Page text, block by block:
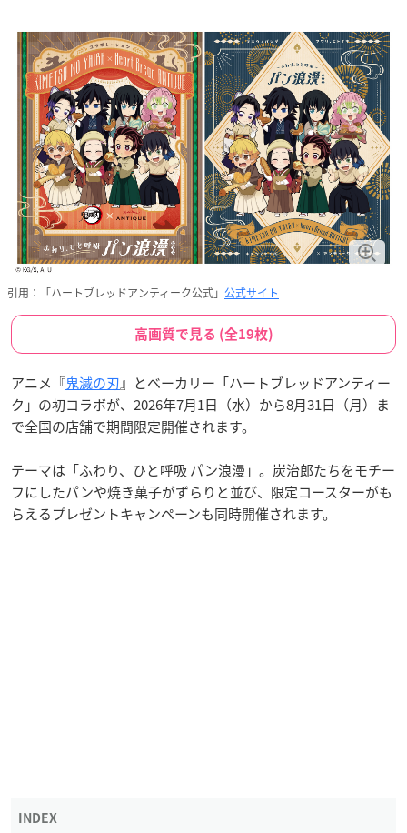
引用：「ハートブレッドアンティーク公式」 公式サイト
高画質で見る (全19枚)
アニメ『鬼滅の刃』とベーカリー「ハートブレッドアンティー
ク」の初コラボが、2026年7月1日（水）から8月31日（月）ま
で全国の店舗で期間限定開催されます。
テーマは「ふわり、ひと呼吸 パン浪漫」。炭治郎たちをモチー
フにしたパンや焼き菓子がずらりと並び、限定コースターがも
らえるプレゼントキャンペーンも同時開催されます。